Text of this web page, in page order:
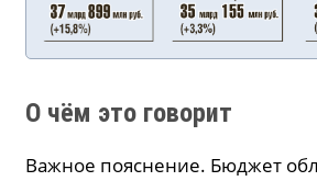
О чём это говорит
Важное пояснение. Бюджет